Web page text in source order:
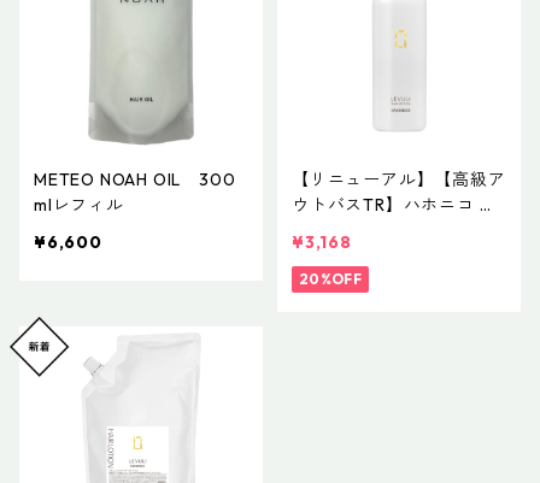
METEO NOAH OIL 300
mlレフィル
¥6,600
【リニューアル】【高級ア
ウトバスTR】ハホニコ レ
mL
¥3,168
20%OFF